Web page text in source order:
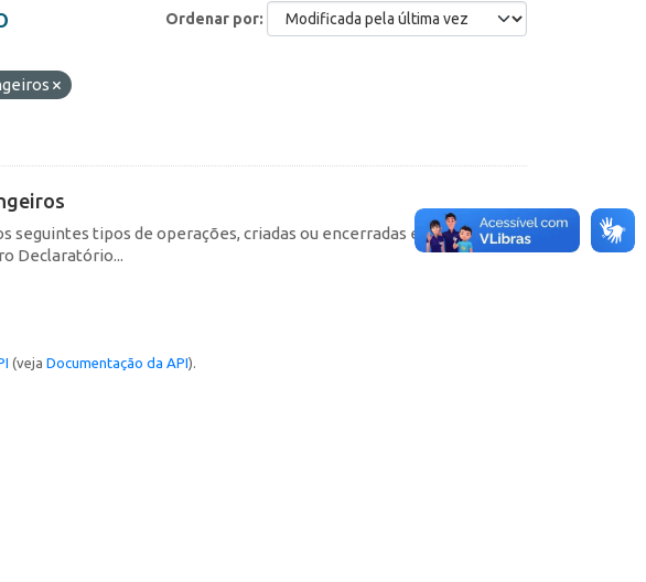
Ordenar por
tipos de operações, criadas ou encerradas em cada
Declaratório...
(veja Documentação da API).